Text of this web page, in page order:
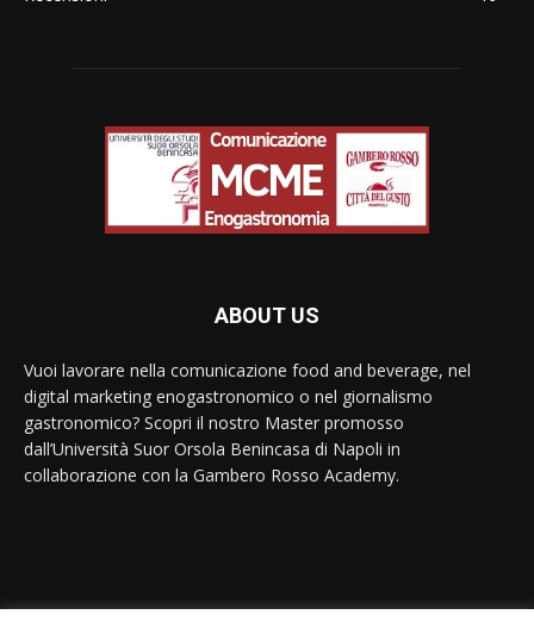
ABOUT US
Vuoi lavorare nella comunicazione food and beverage, nel
digital marketing enogastronomico o nel giornalismo
gastronomico? Scopri il nostro Master promosso
dall’Università Suor Orsola Benincasa di Napoli in
collaborazione con la Gambero Rosso Academy.